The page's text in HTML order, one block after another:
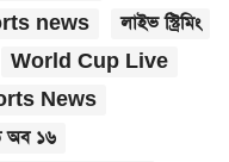
news
লাইভ স্ট্রিমিং
World Cup Live
News
অব ১৬